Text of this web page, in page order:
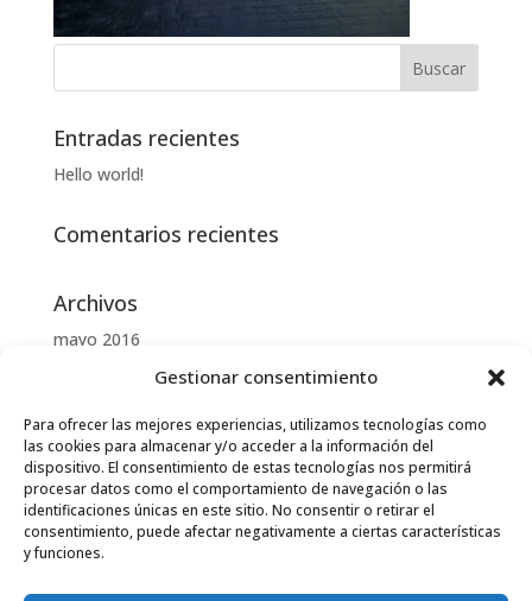
Gestionar consentimiento
Para ofrecer las mejores experiencias, utilizamos tecnologías como
las cookies para almacenar y/o acceder a la información del
dispositivo. El consentimiento de estas tecnologías nos permitirá
procesar datos como el comportamiento de navegación o las
identificaciones únicas en este sitio. No consentir o retirar el
consentimiento, puede afectar negativamente a ciertas características
y funciones.
Entradas recientes
Hello world!
Comentarios recientes
Archivos
mayo 2016
Uncategorized
Meta
Acceder